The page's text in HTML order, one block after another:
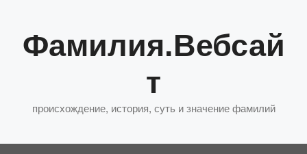
содержимому
Фамилия.Вебсай
т
происхождение, история, суть и значение фамилий